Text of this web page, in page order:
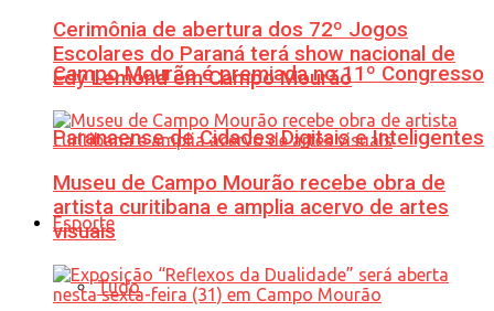
Campo Mourão é premiada no 11º Congresso
Paranaense de Cidades Digitais e Inteligentes
Esporte
Tudo
Cerimônia de abertura dos 72º Jogos
Escolares do Paraná terá show nacional de
Edy Lemond em Campo Mourão
Museu de Campo Mourão recebe obra de
artista curitibana e amplia acervo de artes
visuais